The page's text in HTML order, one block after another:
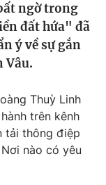
ngờ trong
đất hứa" đã
ý về sự gắn
Vâu.
Thuỳ Linh
trên kênh
tải thông điệp
nào có yêu